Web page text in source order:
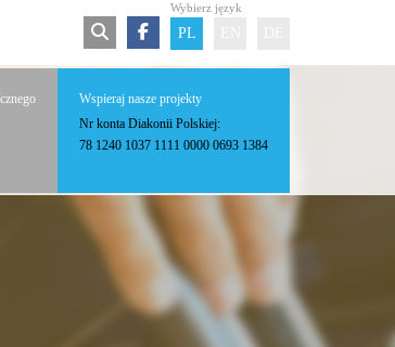
Wybierz język
PL
Wspieraj nasze projekty
Nr konta Diakonii Polskiej:
78 1240 1037 1111 0000 0693 1384